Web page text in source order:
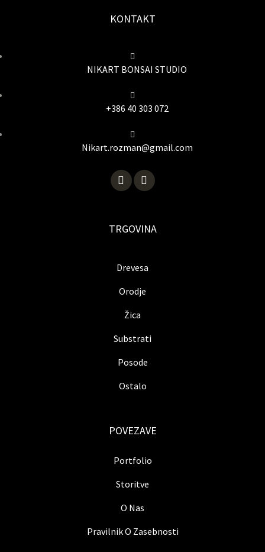
KONTAKT
NIKART BONSAI STUDIO
+386 40 303 072
Nikart.rozman@gmail.com
TRGOVINA
Drevesa
Orodje
Žica
Substrati
Posode
Ostalo
POVEZAVE
Portfolio
Storitve
O Nas
Pravilnik O Zasebnosti